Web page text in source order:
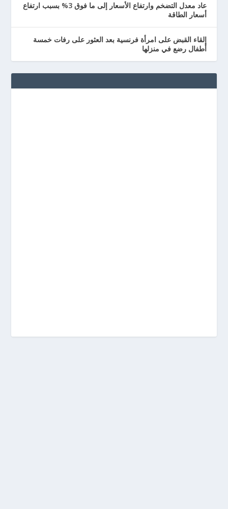
عاد معدل التضخم وارتفاع الأسعار إلى ما فوق 3% بسبب ارتفاع
أسعار الطاقة
إلقاء القبض على امرأة فرنسية بعد العثور على رفات خمسة
أطفال رضع في منزلها